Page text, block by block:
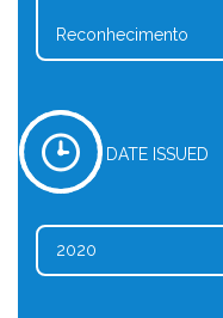
Reconhecimento
DATE ISSUED
2020